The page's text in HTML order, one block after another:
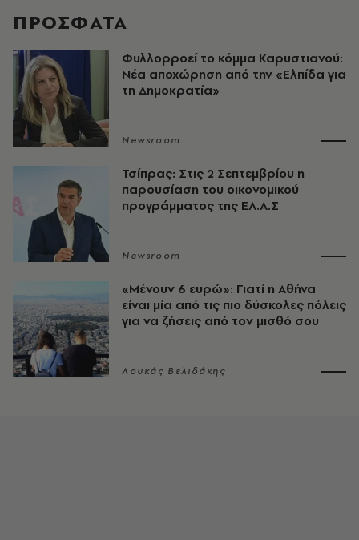
ΠΡΟΣΦΑΤΑ
Φυλλορροεί το κόμμα Καρυστιανού:
Νέα αποχώρηση από την «Ελπίδα για
τη Δημοκρατία»
Newsroom
Τσίπρας: Στις 2 Σεπτεμβρίου η
παρουσίαση του οικονομικού
προγράμματος της ΕΛ.Α.Σ
Newsroom
«Μένουν 6 ευρώ»: Γιατί η Αθήνα
είναι μία από τις πιο δύσκολες πόλεις
για να ζήσεις από τον μισθό σου
Λουκάς Βελιδάκης